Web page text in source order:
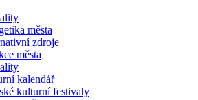
města
zdroje
města
kalendář
kulturní festivaly